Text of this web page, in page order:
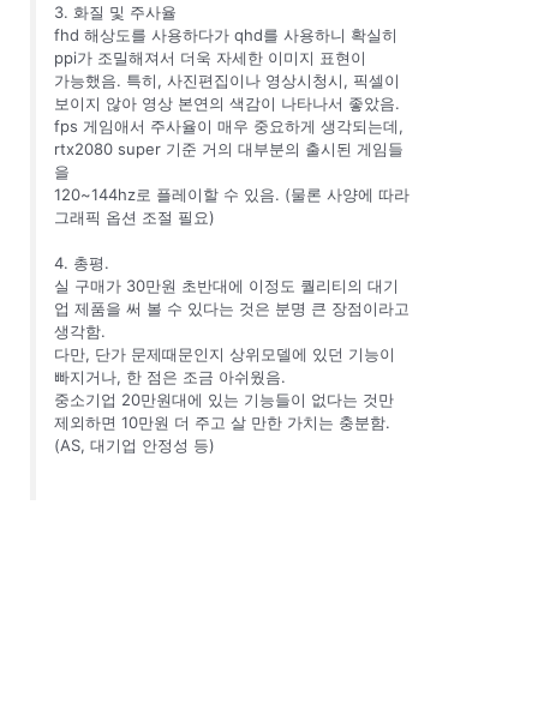
3. 화질 및 주사율
fhd 해상도를 사용하다가 qhd를 사용하니 확실히
ppi가 조밀해져서 더욱 자세한 이미지 표현이
가능했음. 특히, 사진편집이나 영상시청시, 픽셀이
보이지 않아 영상 본연의 색감이 나타나서 좋았음.
fps 게임애서 주사율이 매우 중요하게 생각되는데,
rtx2080 super 기준 거의 대부분의 출시된 게임들
을
120~144hz로 플레이할 수 있음. (물론 사양에 따라
그래픽 옵션 조절 필요)
4. 총평.
실 구매가 30만원 초반대에 이정도 퀄리티의 대기
업 제품을 써 볼 수 있다는 것은 분명 큰 장점이라고
생각함.
다만, 단가 문제때문인지 상위모델에 있던 기능이
빠지거나, 한 점은 조금 아쉬웠음.
중소기업 20만원대에 있는 기능들이 없다는 것만
제외하면 10만원 더 주고 살 만한 가치는 충분함.
(AS, 대기업 안정성 등)